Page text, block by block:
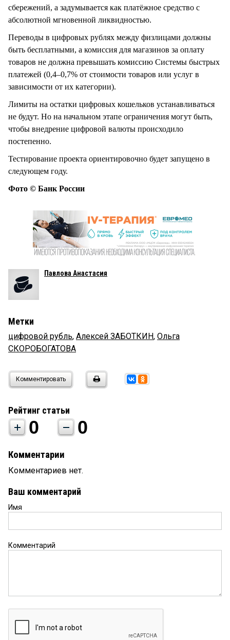
сбережений, а задумывается как платёжное средство с
абсолютной мгновенной ликвидностью.
Переводы в цифровых рублях между физлицами должны
быть бесплатными, а комиссия для магазинов за оплату
товаров не должна превышать комиссию Системы быстрых
платежей (0,4–0,7% от стоимости товаров или услуг в
зависимости от их категории).
Лимиты на остатки цифровых кошельков устанавливаться
не будут. Но на начальном этапе ограничения могут быть,
чтобы внедрение цифровой валюты происходило
постепенно.
Тестирование проекта ориентировочно будет запущено в
следующем году.
Фото © Банк России
Павлова Анастасия
Метки
цифровой рубль, Алексей ЗАБОТКИН, Ольга
СКОРОБОГАТОВА
Комментировать
Рейтинг статьи
0 0
Комментарии
Комментариев нет.
Ваш комментарий
Имя
Комментарий